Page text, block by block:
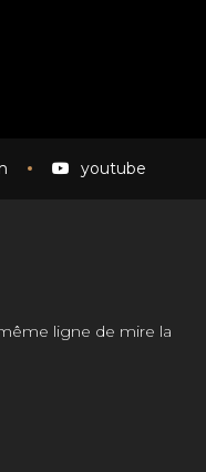
youtube
ligne de mire la